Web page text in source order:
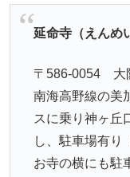
延命寺（えんめ
〒586-0054 大
南海高野線の美
スに乗り神ヶ丘
し、駐車場有り
お寺の横にも駐